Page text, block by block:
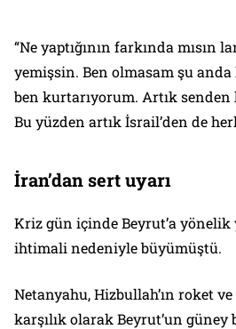
“Ne yaptığının farkında mısın
yemişsin. Ben olmasam şu
ben kurtarıyorum. Artık
Bu yüzden artık İsrail’den de
İran’dan sert uyarı
Kriz gün içinde Beyrut’a yönelik
ihtimali nedeniyle büyümüştü.
Netanyahu, Hizbullah’ın roket ve
karşılık olarak Beyrut’un